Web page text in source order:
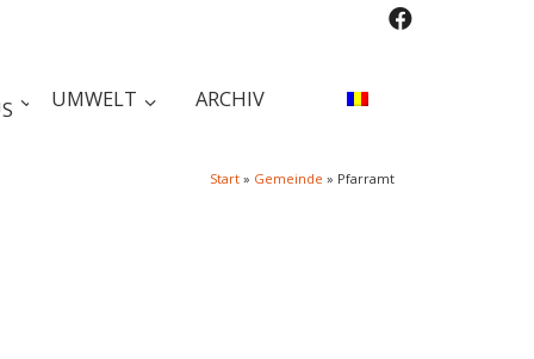
UMWELT ARCHIV
Start » Gemeinde » Pfarramt